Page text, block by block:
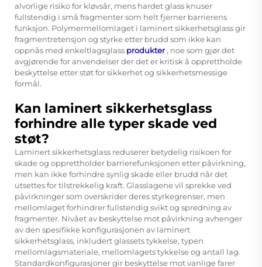
alvorlige risiko for kløvsår, mens hardet glass knuser
fullstendig i små fragmenter som helt fjerner barrierens
funksjon. Polymermellomlaget i laminert sikkerhetsglass gir
fragmentretensjon og styrke etter brudd som ikke kan
oppnås med enkeltlagsglass produkter, noe som gjør det
avgjørende for anvendelser der det er kritisk å opprettholde
beskyttelse etter støt for sikkerhet og sikkerhetsmessige
formål.
Kan laminert sikkerhetsglass
forhindre alle typer skade ved
støt?
Laminert sikkerhetsglass reduserer betydelig risikoen for
skade og opprettholder barrierefunksjonen etter påvirkning,
men kan ikke forhindre synlig skade eller brudd når det
utsettes for tilstrekkelig kraft. Glasslagene vil sprekke ved
påvirkninger som overskrider deres styrkegrenser, men
mellomlaget forhindrer fullstendig svikt og spredning av
fragmenter. Nivået av beskyttelse mot påvirkning avhenger
av den spesifikke konfigurasjonen av laminert
sikkerhetsglass, inkludert glassets tykkelse, typen
mellomlagsmateriale, mellomlagets tykkelse og antall lag.
Standardkonfigurasjoner gir beskyttelse mot vanlige farer